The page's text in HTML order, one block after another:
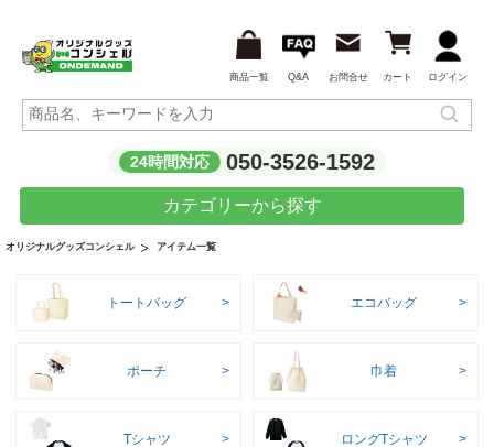
商品一覧 Q&A お問合せ カート ログイン
24時間対応 050-3526-1592
カテゴリーから探す
オリジナルグッズコンシェル アイテム一覧
トートバッグ エコバッグ
ポーチ 巾着
Tシャツ ロングTシャツ